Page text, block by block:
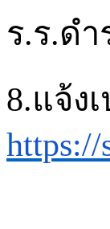
ร.ร.ดำ
8.แจ้ง
https://